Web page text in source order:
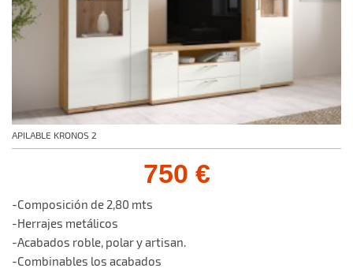
APILABLE KRONOS 2
750 €
-Composición de 2,80 mts
-Herrajes metálicos
-Acabados roble, polar y artisan.
-Combinables los acabados